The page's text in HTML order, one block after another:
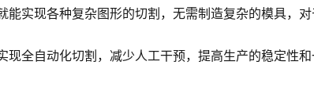
实现各种复杂图形的切割，无需制造复杂的模具，
全自动化切割，减少人工干预，提高生产的稳定性